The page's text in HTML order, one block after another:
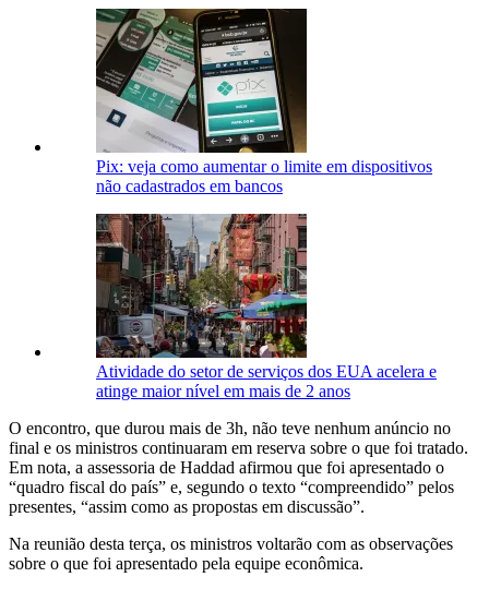
Pix: veja como aumentar o limite em dispositivos
não cadastrados em bancos
Atividade do setor de serviços dos EUA acelera e
atinge maior nível em mais de 2 anos
O encontro, que durou mais de 3h, não teve nenhum anúncio no
final e os ministros continuaram em reserva sobre o que foi tratado.
Em nota, a assessoria de Haddad afirmou que foi apresentado o
“quadro fiscal do país” e, segundo o texto “compreendido” pelos
presentes, “assim como as propostas em discussão”.
Na reunião desta terça, os ministros voltarão com as observações
sobre o que foi apresentado pela equipe econômica.